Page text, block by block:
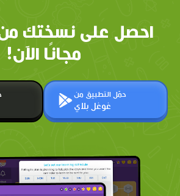
احصل على نسختك من
مجانًا الآن!
حمّل التطبيق من
غوغل بلاي